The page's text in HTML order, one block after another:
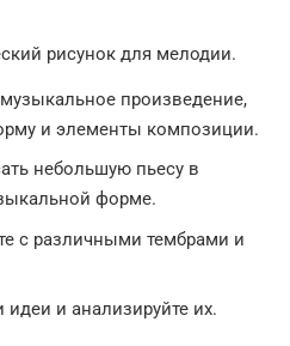
рисунок для мелодии.
произведение,
и элементы композиции.
небольшую пьесу в
форме.
с различными тембрами и
и анализируйте их.